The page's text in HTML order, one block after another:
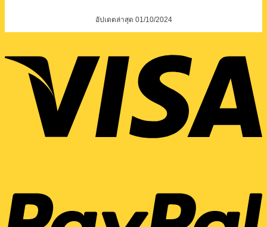
อัปเดตล่าสุด 01/10/2024